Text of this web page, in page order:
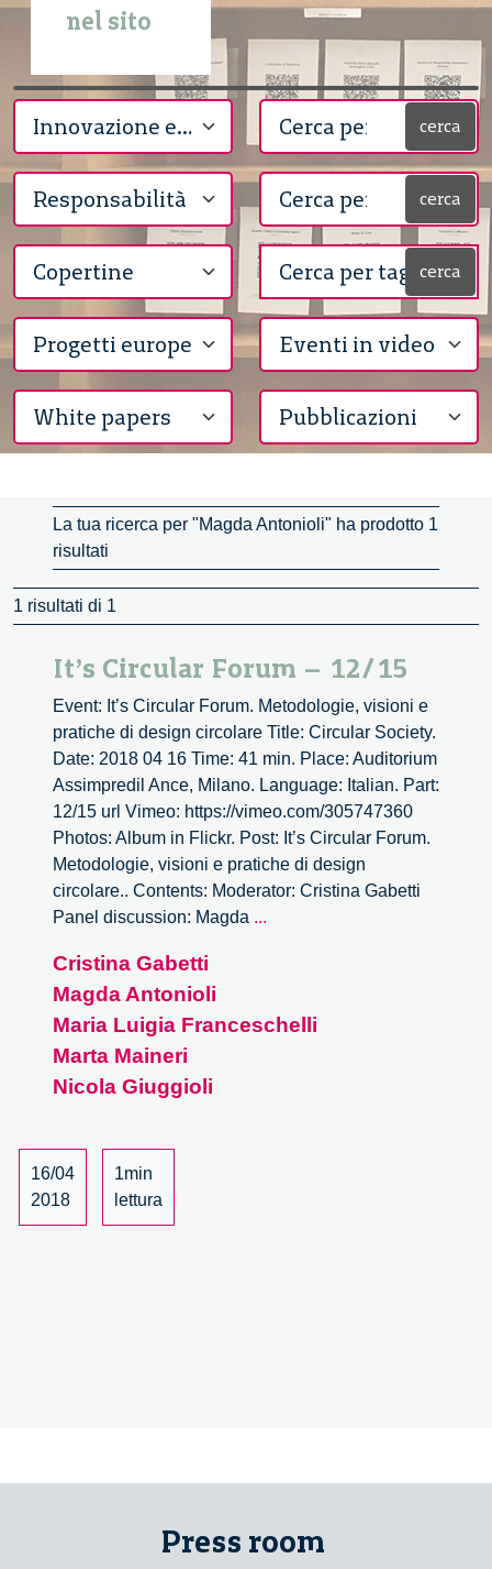
nel sito
cerca
cerca
cerca
La tua ricerca per "Magda Antonioli" ha prodotto 1
risultati
1 risultati di 1
It’s Circular Forum – 12/15
Event: It’s Circular Forum. Metodologie, visioni e
pratiche di design circolare Title: Circular Society.
Date: 2018 04 16 Time: 41 min. Place: Auditorium
Assimpredil Ance, Milano. Language: Italian. Part:
12/15 url Vimeo: https://vimeo.com/305747360
Photos: Album in Flickr. Post: It’s Circular Forum.
Metodologie, visioni e pratiche di design
circolare.. Contents: Moderator: Cristina Gabetti
Panel discussion: Magda ...
12/15
Cristina Gabetti
Magda Antonioli
Maria Luigia Franceschelli
Marta Maineri
Nicola Giuggioli
16/04
2018
1min
lettura
Press room